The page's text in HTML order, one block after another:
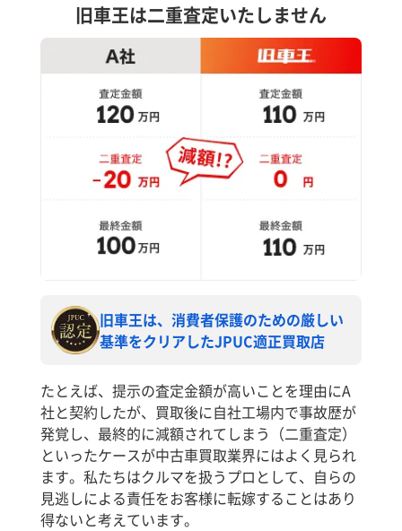
旧車王は二重査定いたしません
旧車王は、消費者保護のための厳しい
基準をクリアしたJPUC適正買取店
たとえば、提示の査定金額が高いことを理由にA
社と契約したが、買取後に自社工場内で事故歴が
発覚し、最終的に減額されてしまう（二重査定）
といったケースが中古車買取業界にはよく見られ
ます。私たちはクルマを扱うプロとして、自らの
見逃しによる責任をお客様に転嫁することはあり
得ないと考えています。